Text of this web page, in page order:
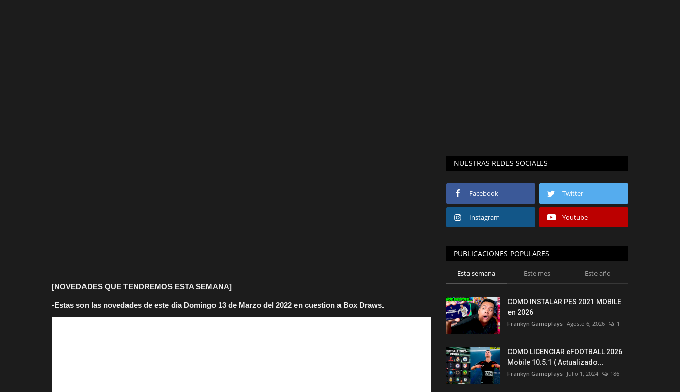
[NOVEDADES QUE TENDREMOS ESTA SEMANA]
-Estas son las novedades de este dia Domingo 13 de Marzo del 2022 en cuestion a Box Draws.
NUESTRAS REDES SOCIALES
Facebook Twitter
Instagram Youtube
PUBLICACIONES POPULARES
Esta semana Este mes Este año
COMO INSTALAR PES 2021 MOBILE
en 2026
Frankyn Gameplays Agosto 6, 2026 1
COMO LICENCIAR eFOOTBALL 2026
Mobile 10.5.1 ( Actualizado...
Frankyn Gameplays Julio 1, 2024 186